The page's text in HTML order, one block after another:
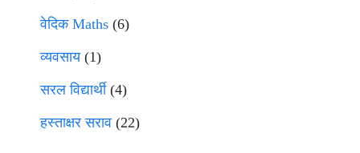
वेदिक Maths (6)
व्यवसाय(1)
सरल विद्यार्थी(4)
हस्ताक्षर सराव (22)